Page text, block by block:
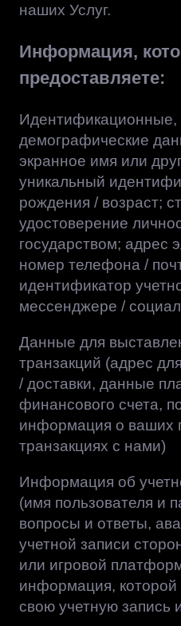
наших Услуг.
Информация,
предоставляете:
Идентификационные,
демографические
экранное имя или
уникальный
рождения / возраст;
удостоверение
государством; адрес
номер телефона /
идентификатор
мессенджере /
Данные для
транзакций (адрес
/ доставки, данные
финансового счета,
информация о ваших
транзакциях с нами)
Информация об
(имя пользователя и
вопросы и ответы,
учетной записи
или игровой
информация, которой
свою учетную запись